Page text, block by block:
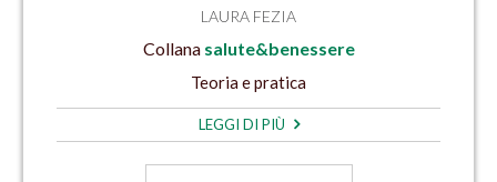
LAURA FEZIA
Collana salute&benessere
Teoria e pratica
LEGGI DI PIÙ